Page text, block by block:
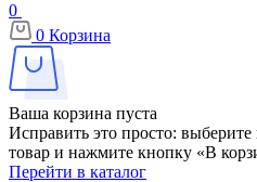
0
0 Корзина
Ваша корзина пуста
Исправить это просто:
товар и нажмите кнопку «В
Перейти в каталог